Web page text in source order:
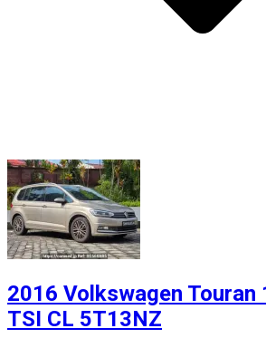
2016 Volkswagen Touran
TSI CL 5T13NZ